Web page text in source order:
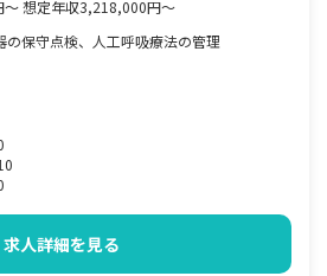
想定年収3,218,000円～
の保守点検、人工呼吸療法の管理
求人詳細を見る